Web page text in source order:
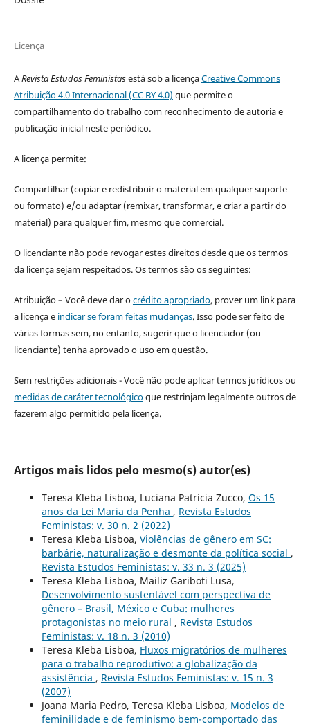
Licença
ARevista Estudos Feministasestá sob a licençaCreative Commons
Atribuição 4.0 Internacional (CC BY 4.0) que permite o
compartilhamento do trabalho com reconhecimento de autoria e
publicação inicial neste periódico.
A licença permite:
Compartilhar (copiar e redistribuir o material em qualquer suporte
ou formato) e/ou adaptar (remixar, transformar, e criar a partir do
material) para qualquer fim, mesmo que comercial.
O licenciante não pode revogar estes direitos desde que os termos
da licença sejam respeitados. Os termos são os seguintes:
Atribuição – Você deve dar ocrédito apropriado, prover um link para
a licença e indicar se foram feitas mudanças. Isso pode ser feito de
várias formas sem, no entanto, sugerir que o licenciador (ou
licenciante) tenha aprovado o uso em questão.
Sem restrições adicionais - Você não pode aplicar termos jurídicos ou
medidas de caráter tecnológicoque restrinjam legalmente outros de
fazerem algo permitido pela licença.
Artigos mais lidos pelo mesmo(s) autor(es)
Teresa Kleba Lisboa, Luciana Patrícia Zucco, Os 15
anos da Lei Maria da Penha , Revista Estudos
Feministas: v. 30 n. 2 (2022)
Teresa Kleba Lisboa, Violências de gênero em SC:
barbárie, naturalização e desmonte da política social ,
Revista Estudos Feministas: v. 33 n. 3 (2025)
Teresa Kleba Lisboa, Mailiz Gariboti Lusa,
Desenvolvimento sustentável com perspectiva de
gênero – Brasil, México e Cuba: mulheres
protagonistas no meio rural , Revista Estudos
Feministas: v. 18 n. 3 (2010)
Teresa Kleba Lisboa, Fluxos migratórios de mulheres
para o trabalho reprodutivo: a globalização da
assistência , Revista Estudos Feministas: v. 15 n. 3
(2007)
Joana Maria Pedro, Teresa Kleba Lisboa, Modelos de
feminilidade e de feminismo bem-comportado das